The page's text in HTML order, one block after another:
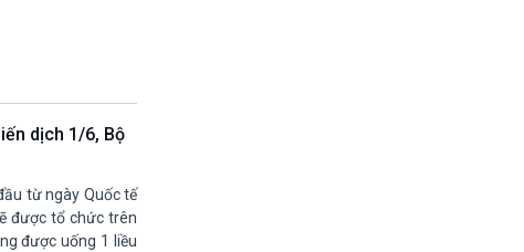
dịch 1/6, Bộ
từ ngày Quốc tế
được tổ chức trên
được uống 1 liều